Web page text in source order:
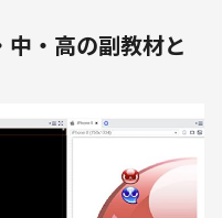
・高の副教材と